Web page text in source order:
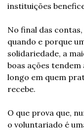
instituições
No final das
quando e porque
solidariedade, a
boas ações
longo em quem
recebe.
O que prova que,
o voluntariado é